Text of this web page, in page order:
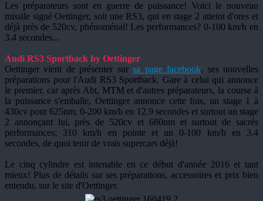
Les préparateurs sont en guerre de puissance! Voici le nouveau
missile signé Oettinger, soit une RS3, qui en stage 2 atteint d'ores et
déjà près de 520cv, phénoménal! Les performances? 0-100 km/h en
3.4 secondes...
Audi RS3 Sportback by Oettinger
Oettinger vient de présenter sursa page facebook, ses nouvelles
préparations pour l'Audi RS3 Sportback. Gare à celui qui annonce
le premier, car après Abt, MTM et d'autres préparateurs, la course à
la puissance s'emballe, Oettinger annonce cette fois, un stage 1 à
430cv pour 625nm, 0-200 km/h en 12.9 secondes et surtout un stage
2 annonçant lui, près de 520cv et 680nm et surtout de sacrés
performances; 310 km/h en pointe et un 0-100 km/h en 3.4
secondes, de quoi tenir de vrais supercars déjà!
Le cinq cylindre est intenable en ce début d'année 2016 et tant
mieux! Plus de détails sur ses préparations, accessoires et prix bien
entendu, sur le site d'Oettinger.